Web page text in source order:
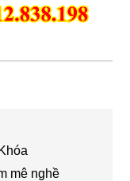
mê nghề